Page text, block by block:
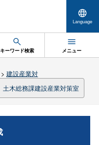
Language
キーワード検索 メニュー
建設産業対
土木総務課建設産業対策室